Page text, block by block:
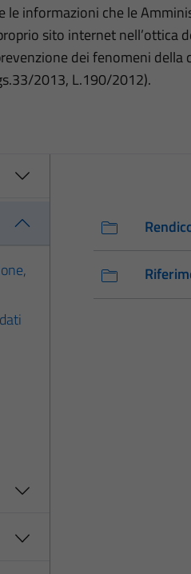
le informazioni che le
sito internet nell’ottica
dei fenomeni della
2013, L.190/2012).